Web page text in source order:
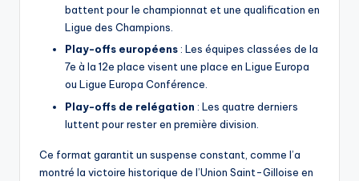
battent pour le championnat et une qualification en
Ligue des Champions.
Play-offs européens : Les équipes classées de la
7e à la 12e place visent une place en Ligue Europa
ou Ligue Europa Conférence.
Play-offs de relégation : Les quatre derniers
luttent pour rester en première division.
Ce format garantit un suspense constant, comme l’a
montré la victoire historique de l’Union Saint-Gilloise en